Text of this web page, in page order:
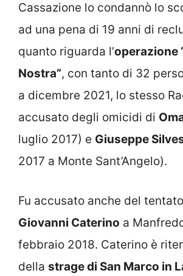
Cassazione lo condannò lo
ad una pena di 19 anni di
quanto riguarda l’operazione
Nostra”, con tanto di 32
a dicembre 2021, lo stesso
accusato degli omicidi di
luglio 2017) e Giuseppe
2017 a Monte Sant’Angelo).
Fu accusato anche del
Giovanni Caterino a
febbraio 2018. Caterino è
della strage di San Marco in